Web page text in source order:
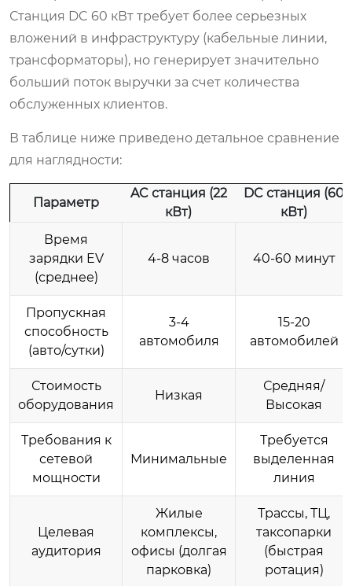
Станция DC 60 кВт требует более серьезных
вложений в инфраструктуру (кабельные линии,
трансформаторы), но генерирует значительно
больший поток выручки за счет количества
обслуженных клиентов.
В таблице ниже приведено детальное сравнение
для наглядности:
Параметр
AC станция (22
кВт)
DC станция (60
кВт)
Время
зарядки EV
(среднее)
4-8 часов 40-60 минут
Пропускная
способность
(авто/сутки)
3-4
автомобиля
15-20
автомобилей
Стоимость
оборудования
Низкая
Средняя/
Высокая
Требования к
сетевой
мощности
Минимальные
Требуется
выделенная
линия
Целевая
аудитория
Жилые
комплексы,
офисы (долгая
парковка)
Трассы, ТЦ,
таксопарки
(быстрая
ротация)